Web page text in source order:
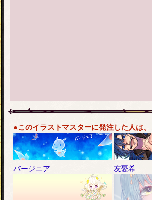
●このイラストマスターに発注した人は
バージニア 友憂希